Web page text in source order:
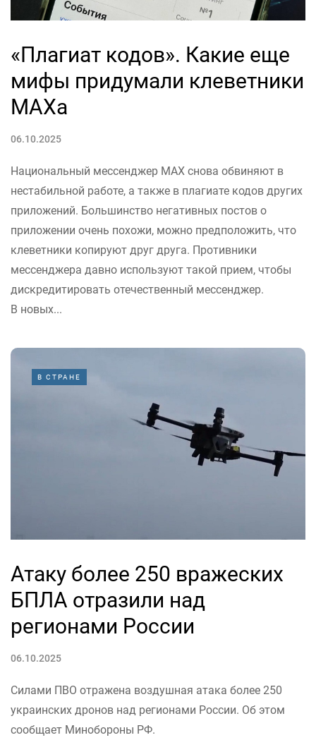
«Плагиат кодов». Какие еще
мифы придумали клеветники
MAХа
06.10.2025
Национальный мессенджер MAX снова обвиняют в
нестабильной работе, а также в плагиате кодов других
приложений. Большинство негативных постов о
приложении очень похожи, можно предположить, что
клеветники копируют друг друга. Противники
мессенджера давно используют такой прием, чтобы
дискредитировать отечественный мессенджер.
В новых...
В СТРАНЕ
Атаку более 250 вражеских
БПЛА отразили над
регионами России
06.10.2025
Силами ПВО отражена воздушная атака более 250
украинских дронов над регионами России. Об этом
сообщает Минобороны РФ.